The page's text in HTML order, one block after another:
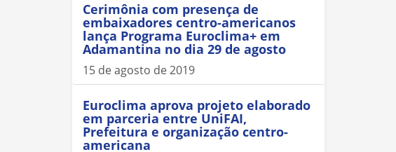
Cerimônia com presença de
embaixadores centro-americanos
lança Programa Euroclima+ em
Adamantina no dia 29 de agosto
15 de agosto de 2019
Euroclima aprova projeto elaborado
em parceria entre UniFAI,
Prefeitura e organização centro-
americana